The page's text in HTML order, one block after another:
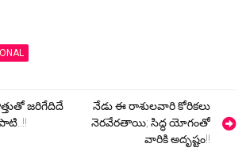
జరిగేదిదే
నేడు ఈ రాశులవారి కోరికలు
నెరవేరతాయి; సిద్ధ యోగంతో
వారికి అదృష్టం!!